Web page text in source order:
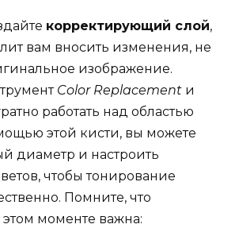
корректирующий слой,
вам вносить изменения, не
изображение.
Color Replacement и
работать над областью
этой кисти, вы можете
диаметр и настроить
чтобы тонирование
Помните, что
этом моменте важна: